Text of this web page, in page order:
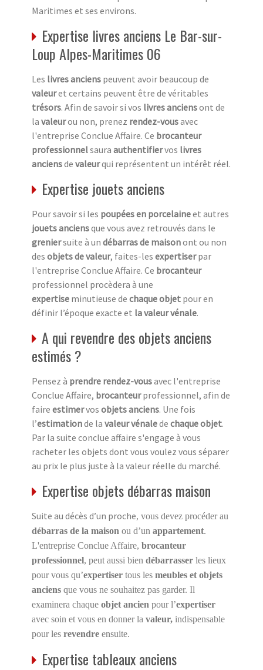
Maritimes et ses environs.
Expertise livres anciens Le Bar-sur-
Loup Alpes-Maritimes 06
Les livres anciens peuvent avoir beaucoup de
valeuret certains peuvent être de véritables
trésors. Afin de savoir si vos livres anciensont de
la valeurou non, prenez rendez-vousavec
l'entreprise Conclue Affaire. Ce brocanteur
professionnelsaura authentifiervos livres
anciensde valeurqui représentent un intérêt réel.
Expertise jouets anciens
Pour savoir si les poupées en porcelaineet autres
jouets anciensque vous avez retrouvés dans le
greniersuite à un débarras de maisonont ou non
des objets de valeur, faites-les expertiserpar
l'entreprise Conclue Affaire. Ce brocanteur
professionnel procèdera à une
expertise minutieuse de chaque objet pour en
définir l’époque exacte et la valeur vénale.
A qui revendre des objets anciens
estimés ?
Pensez à prendre rendez-vousavec l'entreprise
Conclue Affaire, brocanteurprofessionnel, afin de
faire estimervos objets anciens. Une fois
l’estimationde la valeur vénalede chaque objet.
Par la suite conclue affaire s'engage à vous
racheter les objets dont vous voulez vous séparer
au prix le plus juste à la valeur réelle du marché.
Expertise objets débarras maison
Suite au décès d’un proche, vous devez procéder au
débarras de la maison ou d’un appartement.
L'entreprise Conclue Affaire, brocanteur
professionnel, peut aussi bien débarrasser les lieux
pour vous qu’expertiser tous les meubles et objets
anciens que vous ne souhaitez pas garder. Il
examinera chaque objet ancien pour l’expertiser
avec soin et vous en donner la valeur, indispensable
pour les revendre ensuite.
Expertise tableaux anciens